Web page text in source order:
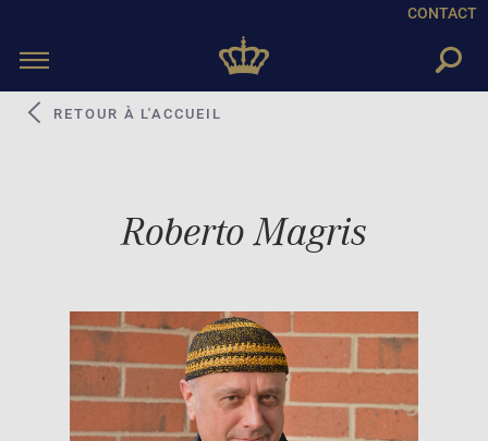
CONTACT
Toggle
Roberto Magris
RETOUR À L'ACCUEIL